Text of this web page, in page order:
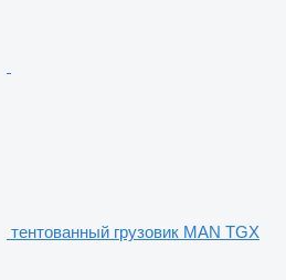
тентованный грузовик MAN TGX